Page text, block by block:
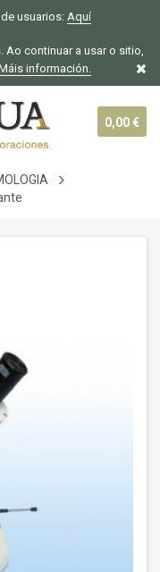
usuarios: Aquí
continuar a usar o sitio,
información.
0,00 €